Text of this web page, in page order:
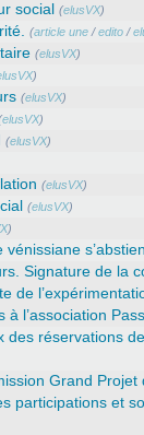
social (elusVX)
(article une /edito /
(elusVX)
)
(elusVX)
elusVX)
(elusVX)
(elusVX)
(elusVX)
)
Signature de la
de
l’association
des réservations
Grand Projet
participations et